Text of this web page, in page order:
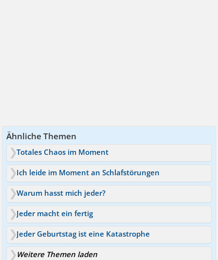
Ähnliche Themen
Totales Chaos im Moment
Ich leide im Moment an Schlafstörungen
Warum hasst mich jeder?
Jeder macht ein fertig
Jeder Geburtstag ist eine Katastrophe
Weitere Themen laden